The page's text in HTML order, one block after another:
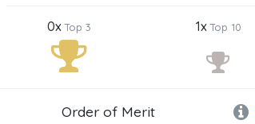
0xTop 3 1xTop 10
Order of Merit